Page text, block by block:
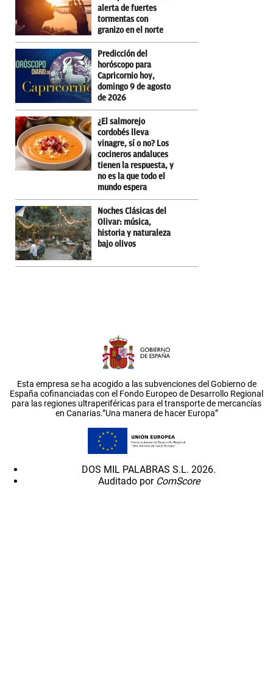
alerta de fuertes
tormentas con
granizo en el norte
Predicción del
horóscopo para
Capricornio hoy,
domingo 9 de agosto
de 2026
¿El salmorejo
cordobés lleva
vinagre, sí o no? Los
cocineros andaluces
tienen la respuesta, y
no es la que todo el
mundo espera
Noches Clásicas del
Olivar: música,
historia y naturaleza
bajo olivos
Esta empresa se ha acogido a las subvenciones del Gobierno de
España cofinanciadas con el Fondo Europeo de Desarrollo Regional
para las regiones ultraperiféricas para el transporte de mercancías
en Canarias.”Una manera de hacer Europa”
DOS MIL PALABRAS S.L. 2026.
Auditado por ComScore